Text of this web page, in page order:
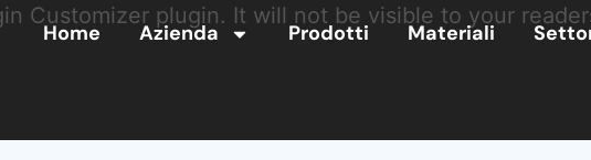
Home Azienda Prodotti Materiali
Customizer plugin. It will not be visible to your